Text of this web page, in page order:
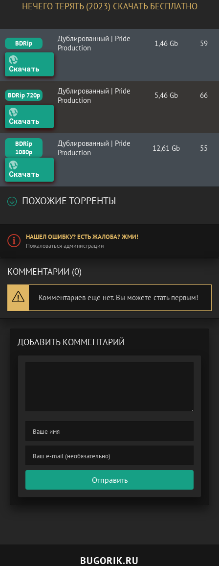
НЕЧЕГО ТЕРЯТЬ (2023) СКАЧАТЬ БЕСПЛАТНО
BDRip
Дублированный | Pride
Production
1,46 Gb 59
Скачать
BDRip 720p
Дублированный | Pride
Production
5,46 Gb 66
Скачать
BDRip
1080p
Дублированный | Pride
Production
12,61 Gb 55
Скачать
ПОХОЖИЕ ТОРРЕНТЫ
НАШЕЛ ОШИБКУ? ЕСТЬ ЖАЛОБА? ЖМИ!
Пожаловаться администрации
КОММЕНТАРИИ (0)
Комментариев еще нет. Вы можете стать первым!
ДОБАВИТЬ КОММЕНТАРИЙ
Отправить
BUGORIK.RU